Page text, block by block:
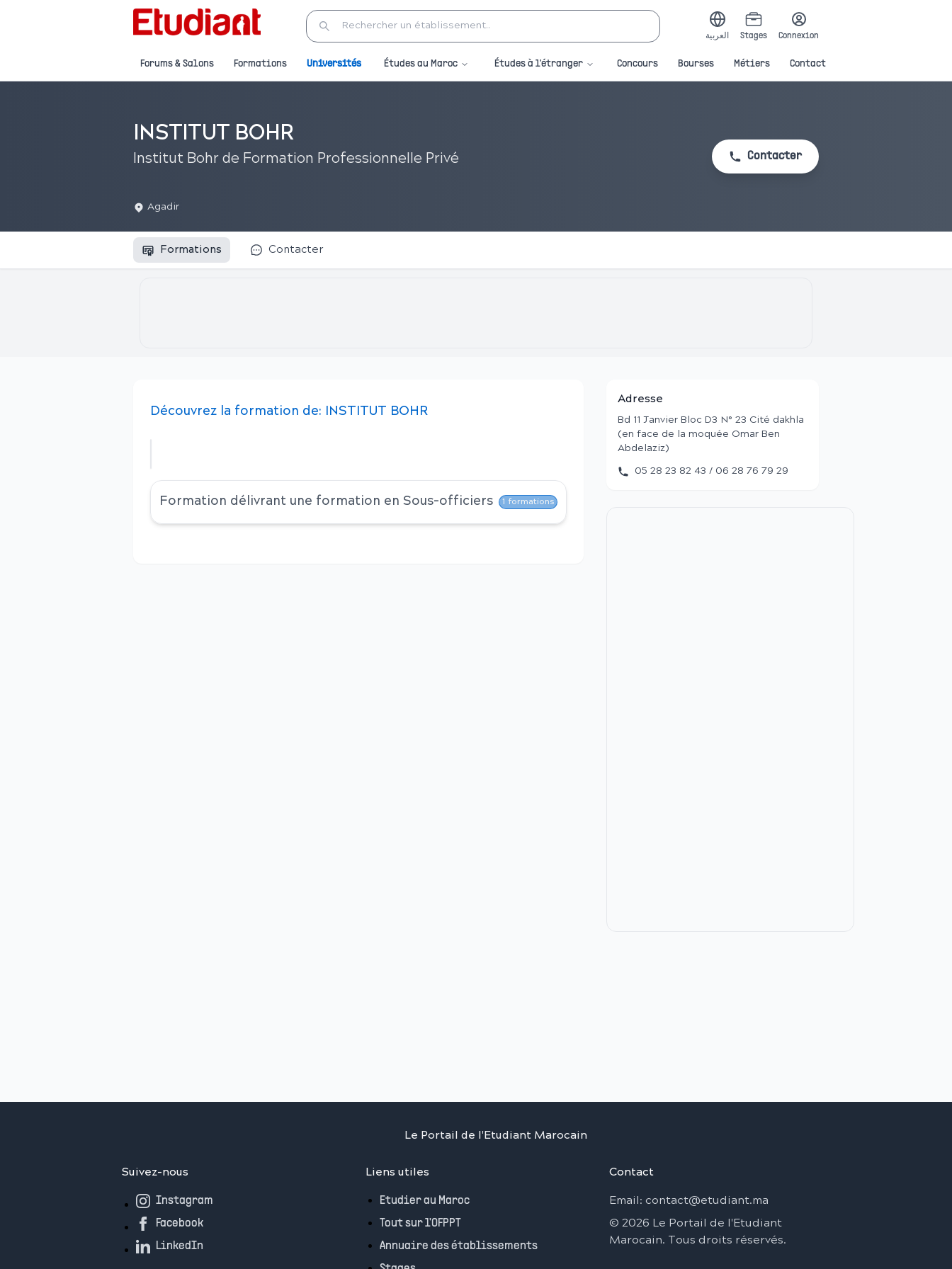
العربية Stages Connexion
Forums & Salons Formations Universités Études au Maroc Études à l'étranger Concours Bourses Métiers Contact
INSTITUT BOHR
Institut Bohr de Formation Professionnelle Privé
Agadir
Contacter
Formations Contacter
Découvrez la formation de: INSTITUT BOHR
Formation délivrant une formation en Sous-officiers 1 formations
Adresse
Bd 11 Janvier Bloc D3 N° 23 Cité dakhla
(en face de la moquée Omar Ben
Abdelaziz)
05 28 23 82 43 / 06 28 76 79 29
Le Portail de l'Etudiant Marocain
Suivez-nous
Instagram
Facebook
LinkedIn
Liens utiles
Etudier au Maroc
Tout sur l'OFPPT
Annuaire des établissements
Contact
Email: contact@etudiant.ma
© 2026 Le Portail de l'Etudiant
Marocain. Tous droits réservés.